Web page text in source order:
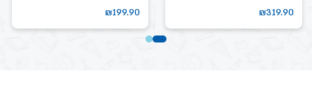
₪319.90
₪199.90